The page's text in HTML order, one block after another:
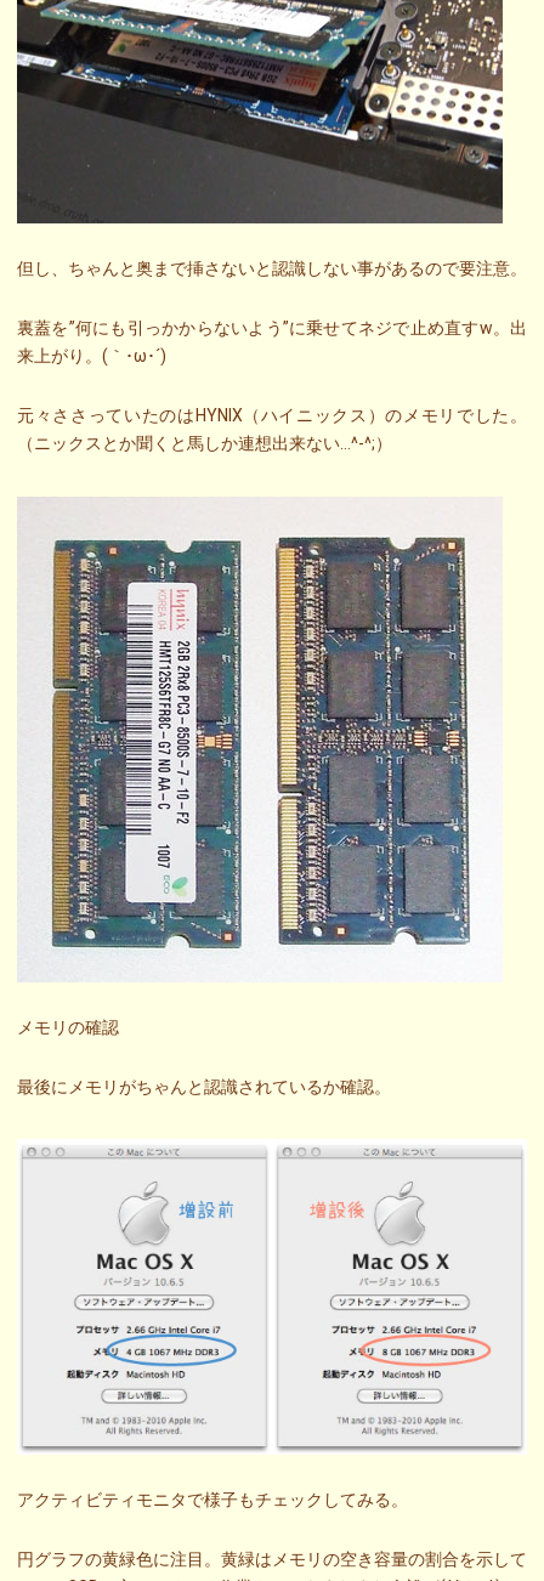
但し、ちゃんと奥まで挿さないと認識しない事があるので要注意。
裏蓋を”何にも引っかからないよう”に乗せてネジで止め直すw。出
来上がり。(｀･ω･´)ゞ
元々ささっていたのはHYNIX（ハイニックス）のメモリでした。
（ニックスとか聞くと馬しか連想出来ない…^-^;）
メモリの確認
最後にメモリがちゃんと認識されているか確認。
アクティビティモニタで様子もチェックしてみる。
円グラフの黄緑色に注目。黄緑はメモリの空き容量の割合を示して